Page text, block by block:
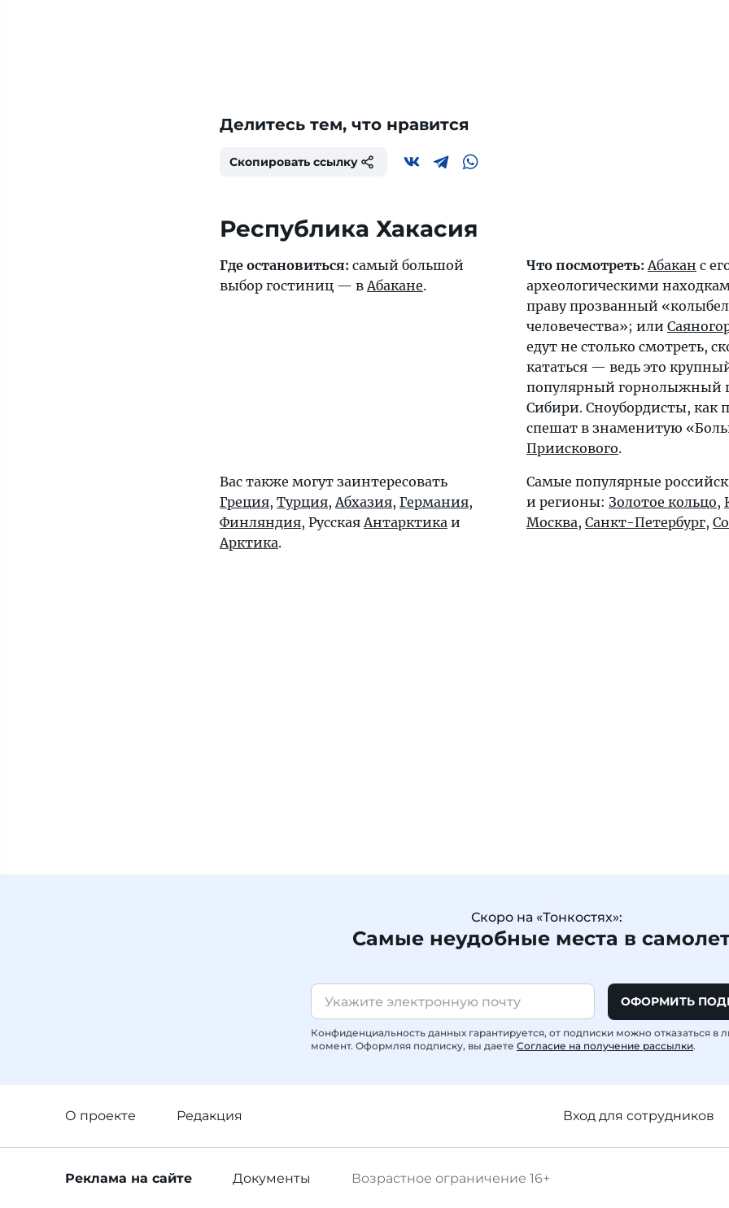
Делитесь тем, что нравится
Скопировать ссылку
Республика Хакасия
Где остановиться: самый большой
выбор гостиниц — вАбакане.
Что посмотреть: Абакан с
археологическими
праву прозванный
человечества»; или
едут не столько смотреть,
кататься — ведь это
популярный горнолыжный
Сибири. Сноубордисты, как
спешат в знаменитую
Приискового.
Вас также могут заинтересовать
Греция, Турция,Абхазия, Германия,
Финляндия, РусскаяАнтарктика и
Арктика.
Самые популярные
и регионы: Золотое кольцо,
Москва, Санкт-Петербург,
Скоро на «Тонкостях»:
Самые неудобные места в
ОФОРМИТЬ
Конфиденциальность данных гарантируется, от подписки можно отказаться в
момент. Оформляя подписку, вы даете Согласие на получение рассылки.
О проекте Редакция Вход для сотрудников
Возрастное ограничение 16+
Реклама на сайте Документы